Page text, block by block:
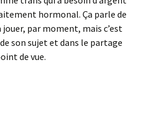
hormonal. Ça parle de
par moment, mais c’est
son sujet et dans le partage
de vue.